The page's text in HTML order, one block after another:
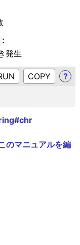
:
発生
?
のマニュアルを編